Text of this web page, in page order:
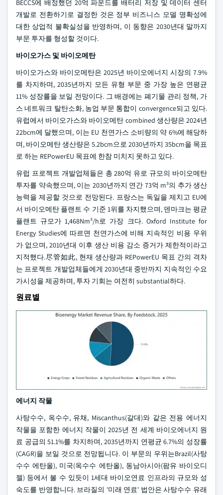
BECCS에 배정했던 20억 파운드를 배터리 저장 및 데이터 센터
개발로 전환하기로 결정한 것은 정부 비즈니스 모델 명확성에
대한 상업적 불확실성을 반영하며, 이 동향은 2030년대 말까지
부문 투자를 형성할 것이다.
바이오가스 및 바이오메탄
바이오가스와 바이오메탄은 2025년 바이오에너지 시장의 7.9%
를 차지하며, 2035년까지 모든 유형 부문 중 가장 높은 연평균
11% 성장률을 보일 전망이다. 그 배경에는 폐기물 관리 정책, 가
스 네트워크 탈탄소화, 농업 부문 통합이 convergence되고 있다.
유럽에서 바이오가스와 바이오메탄 combined 생산량은 2024년
22bcm에 달했으며, 이는 EU 천연가스 소비량의 약 6%에 해당하
며, 바이오메탄 생산량은 5.2bcm으로 2030년까지 35bcm을 목표
로 하는 REPowerEU 목표에 한참 미치지 못하고 있다.
유럽 프로젝트 개발업체들은 총 280억 유로 규모의 바이오메탄
투자를 약속했으며, 이는 2030년까지 연간 73억 m³의 추가 생산
능력을 제공할 것으로 전망된다. 프랑스는 독일을 제치고 EU에
서 바이오메탄 플랜트 수 기준 1위를 차지했으며, 덴마크는 평균
플랜트 규모가 1,468Nm³/h로 가장 크다. Oxford Institute for
Energy Studies에 따르면 천연가스에 비해 지속적인 비용 우위
가 없으며, 2010년대 이후 생산 비용 감소 증거가 제한적이라고
지적했다.尽管如此, 현재 생산량과 REPowerEU 목표 간의 격차
는 프로젝트 개발업체들에게 2030년대 중반까지 지속적인 수요
가시성을 제공하며, 투자 기회는 여전히 substantial하다.
원료별
에너지 작물
사탕수수, 옥수수, 유채, Miscanthus(갈대)와 같은 전용 에너지
작물을 포함한 에너지 작물이 2025년 전 세계 바이오에너지 원
료 공급의 51.1%를 차지하며, 2035년까지 연평균 6.7%의 성장률
(CAGR)을 보일 것으로 전망됩니다. 이 부문의 우위는Brazil(사탕
수수 에탄올), 미국(옥수수 에탄올), 동남아시아(팜유 바이오디
젤) 등에서 볼 수 있듯이 1세대 바이오연료 인프라의 규모와 성
숙도를 반영합니다. 브라질의 '미래 연료' 법안은 사탕수수 유래